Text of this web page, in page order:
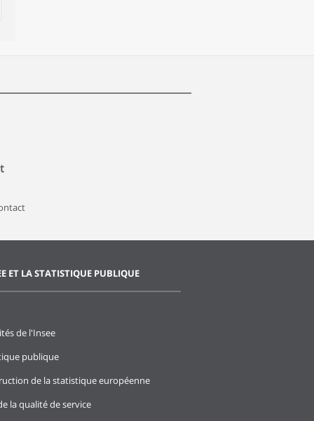
ET LA STATISTIQUE PUBLIQUE
de l'Insee
publique
de la statistique européenne
la qualité de service